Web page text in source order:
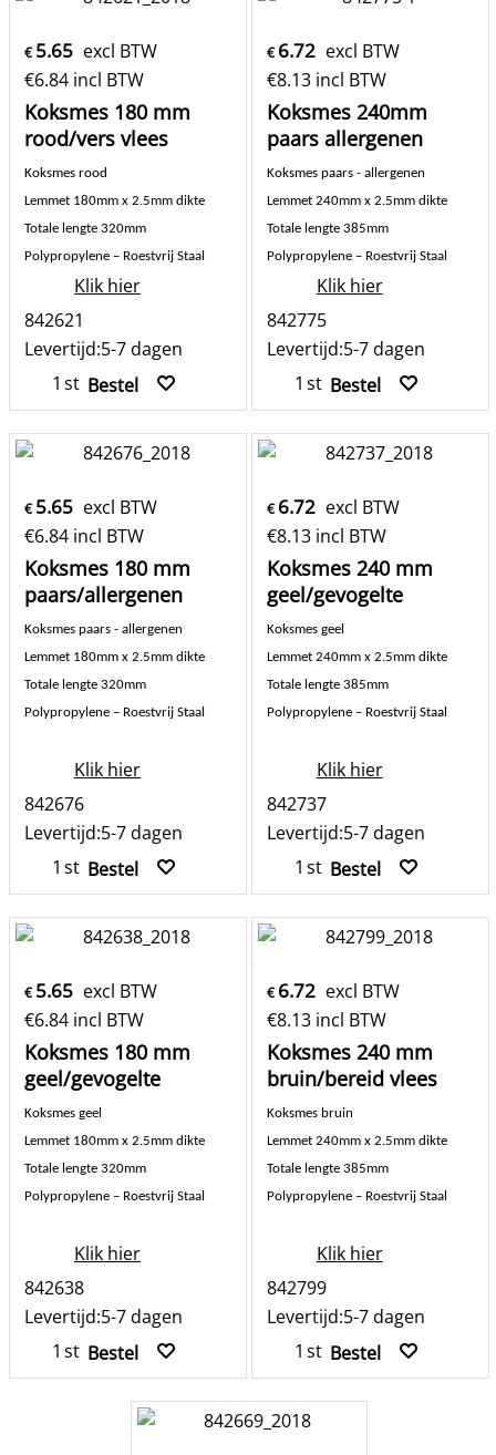
€ 5.65 excl BTW
€6.84 incl BTW
Koksmes 180 mm
rood/vers vlees
Koksmes rood
Lemmet 180mm x 2.5mm dikte
Totale lengte 320mm
Polypropylene – Roestvrij Staal
Klik hier
842621
Levertijd:5-7 dagen
st Bestel
€ 6.72 excl BTW
€8.13 incl BTW
Koksmes 240mm
paars allergenen
Koksmes paars - allergenen
Lemmet 240mm x 2.5mm dikte
Totale lengte 385mm
Polypropylene – Roestvrij Staal
Klik hier
842775
Levertijd:5-7 dagen
st Bestel
€ 5.65 excl BTW
€6.84 incl BTW
Koksmes 180 mm
paars/allergenen
Koksmes paars - allergenen
Lemmet 180mm x 2.5mm dikte
Totale lengte 320mm
Polypropylene – Roestvrij Staal
Klik hier
842676
Levertijd:5-7 dagen
st Bestel
€ 6.72 excl BTW
€8.13 incl BTW
Koksmes 240 mm
geel/gevogelte
Koksmes geel
Lemmet 240mm x 2.5mm dikte
Totale lengte 385mm
Polypropylene – Roestvrij Staal
Klik hier
842737
Levertijd:5-7 dagen
st Bestel
€ 5.65 excl BTW
€6.84 incl BTW
Koksmes 180 mm
geel/gevogelte
Koksmes geel
Lemmet 180mm x 2.5mm dikte
Totale lengte 320mm
Polypropylene – Roestvrij Staal
Klik hier
842638
Levertijd:5-7 dagen
st Bestel
€ 6.72 excl BTW
€8.13 incl BTW
Koksmes 240 mm
bruin/bereid vlees
Koksmes bruin
Lemmet 240mm x 2.5mm dikte
Totale lengte 385mm
Polypropylene – Roestvrij Staal
Klik hier
842799
Levertijd:5-7 dagen
st Bestel